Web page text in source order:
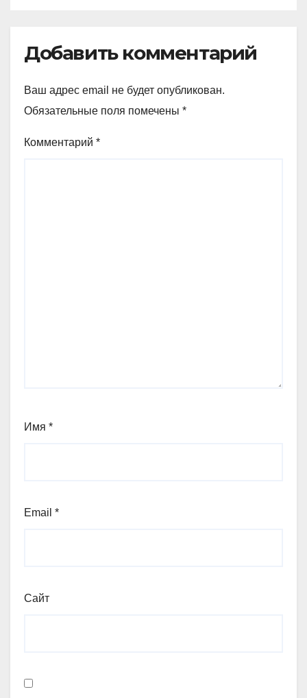
Добавить комментарий
Ваш адрес email не будет опубликован.
Обязательные поля помечены *
Комментарий *
Имя *
Email *
Сайт